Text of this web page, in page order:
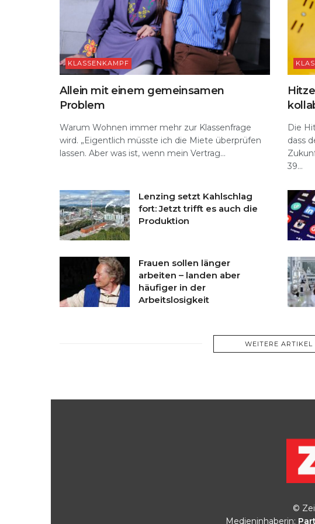
KLASSENKAMPF
Allein mit einem gemeinsamen
Problem
Warum Wohnen immer mehr zur Klassenfrage
wird. „Eigentlich müsste ich die Miete überprüfen
lassen. Aber was ist, wenn mein Vertrag...
Die
dass
39...
Lenzing setzt Kahlschlag
fort: Jetzt trifft es auch die
Produktion
Frauen sollen länger
arbeiten – landen aber
häufiger in der
Arbeitslosigkeit
WEITERE ARTIKEL
©
Medieninhaberin: